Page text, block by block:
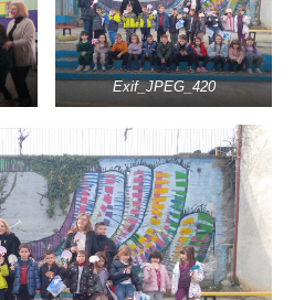
Exif_JPEG_420